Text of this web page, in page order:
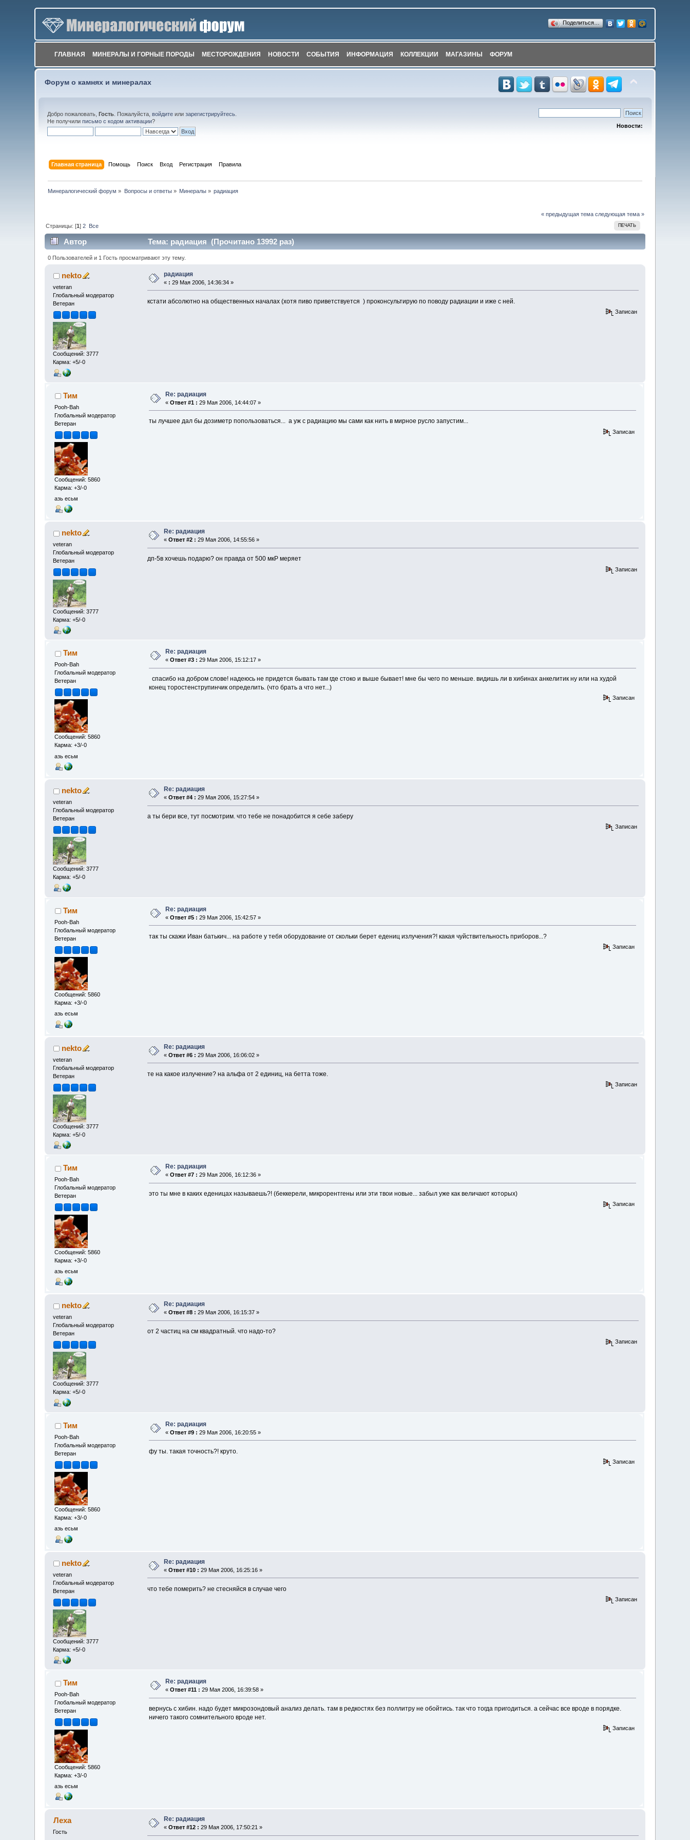
Поделиться…
ГЛАВНАЯ МИНЕРАЛЫ И ГОРНЫЕ ПОРОДЫ МЕСТОРОЖДЕНИЯ НОВОСТИ СОБЫТИЯ ИНФОРМАЦИЯ КОЛЛЕКЦИИ МАГАЗИНЫ ФОРУМ
Форум о камнях и минералах
Добро пожаловать,Гость . Пожалуйста,войдите илизарегистрируйтесь
Не получилиписьмо с кодом активации?
Новости:
Главная страница Помощь Поиск Вход Регистрация Правила
Минералогический форум » Вопросы и ответы» Минералы » радиация
« предыдущая тема следующая тема »
ПЕЧАТЬ
Страницы: [1]2 Все
Автор Тема: радиация (Прочитано 13992 раз)
0 Пользователей и 1 Гость просматривают эту тему.
nekto
veteran
Глобальный модератор
Ветеран
Сообщений: 3777
Карма: +5/-0
радиация
« : 29 Мая 2006, 14:36:34 »
кстати абсолютно на общественных началах (хотя пиво приветствуется ) проконсультирую по поводу радиации и иже с ней.
Записан
Тим
Pooh-Bah
Глобальный модератор
Ветеран
Сообщений: 5860
Карма: +3/-0
азь есьм
Re: радиация
«Ответ #1 : 29 Мая 2006, 14:44:07 »
ты лучшее дал бы дозиметр попользоваться... а уж с радиацию мы сами как нить в мирное русло запустим...
Записан
nekto
veteran
Глобальный модератор
Ветеран
Сообщений: 3777
Карма: +5/-0
Re: радиация
«Ответ #2 : 29 Мая 2006, 14:55:56 »
дп-5в хочешь подарю? он правда от 500 мкР меряет
Записан
Тим
Pooh-Bah
Глобальный модератор
Ветеран
Сообщений: 5860
Карма: +3/-0
азь есьм
Re: радиация
«Ответ #3 : 29 Мая 2006, 15:12:17 »
спасибо на добром слове! надеюсь не придется бывать там где стоко и выше бывает! мне бы чего по меньше. видишь ли в хибинах анкелитик ну или на худой
конец торостенструпинчик определить. (что брать а что нет...)
Записан
nekto
veteran
Глобальный модератор
Ветеран
Сообщений: 3777
Карма: +5/-0
Re: радиация
«Ответ #4 : 29 Мая 2006, 15:27:54 »
а ты бери все, тут посмотрим. что тебе не понадобится я себе заберу
Записан
Тим
Pooh-Bah
Глобальный модератор
Ветеран
Сообщений: 5860
Карма: +3/-0
азь есьм
Re: радиация
«Ответ #5 : 29 Мая 2006, 15:42:57 »
так ты скажи Иван батькич... на работе у тебя оборудование от скольки берет едениц излучения?! какая чуйствительность приборов...?
Записан
nekto
veteran
Глобальный модератор
Ветеран
Сообщений: 3777
Карма: +5/-0
Re: радиация
«Ответ #6 : 29 Мая 2006, 16:06:02 »
те на какое излучение? на альфа от 2 единиц, на бетта тоже.
Записан
Тим
Pooh-Bah
Глобальный модератор
Ветеран
Сообщений: 5860
Карма: +3/-0
азь есьм
Re: радиация
«Ответ #7 : 29 Мая 2006, 16:12:36 »
это ты мне в каких еденицах называешь?! (беккерели, микрорентгены или эти твои новые... забыл уже как величают которых)
Записан
nekto
veteran
Глобальный модератор
Ветеран
Сообщений: 3777
Карма: +5/-0
Re: радиация
«Ответ #8 : 29 Мая 2006, 16:15:37 »
от 2 частиц на см квадратный. что надо-то?
Записан
Тим
Pooh-Bah
Глобальный модератор
Ветеран
Сообщений: 5860
Карма: +3/-0
азь есьм
Re: радиация
«Ответ #9 : 29 Мая 2006, 16:20:55 »
фу ты. такая точность?! круто.
Записан
nekto
veteran
Глобальный модератор
Ветеран
Сообщений: 3777
Карма: +5/-0
Re: радиация
«Ответ #10 : 29 Мая 2006, 16:25:16 »
что тебе померить? не стесняйся в случае чего
Записан
Тим
Pooh-Bah
Глобальный модератор
Ветеран
Сообщений: 5860
Карма: +3/-0
азь есьм
Re: радиация
«Ответ #11 : 29 Мая 2006, 16:39:58 »
вернусь с хибин. надо будет микрозондовый анализ делать. там в редкостях без поллитру не обойтись. так что тогда пригодиться. а сейчас все вроде в порядке.
ничего такого сомнительного вроде нет.
Записан
Леха
Гость
Re: радиация
«Ответ #12 : 29 Мая 2006, 17:50:21 »